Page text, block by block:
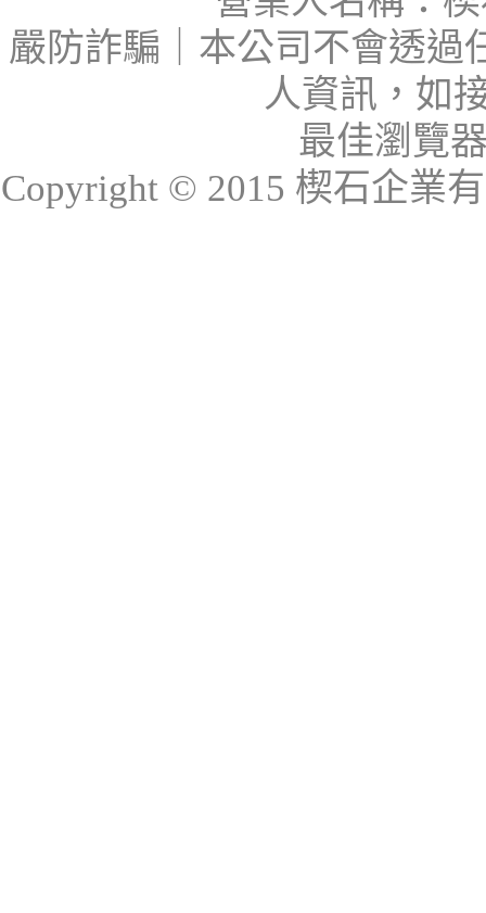
嚴防詐騙｜本公司不會透過
人資訊，如
最佳瀏覽
Copyright © 2015 楔石企業